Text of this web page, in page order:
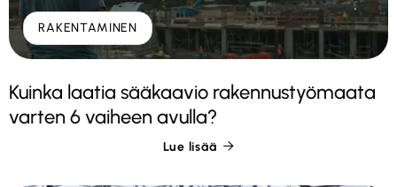
RAKENTAMINEN
Kuinka laatia sääkaavio rakennustyömaata
varten 6 vaiheen avulla?
Lue lisää 